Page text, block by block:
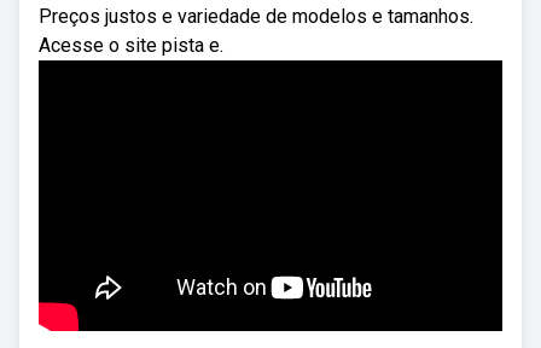
Preços justos e variedade de modelos e tamanhos.
Acesse o site pista e.